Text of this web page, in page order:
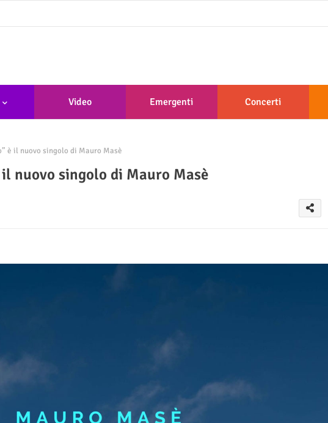
Video Emergenti Concerti
è il nuovo singolo di Mauro Masè
il nuovo singolo di Mauro Masè